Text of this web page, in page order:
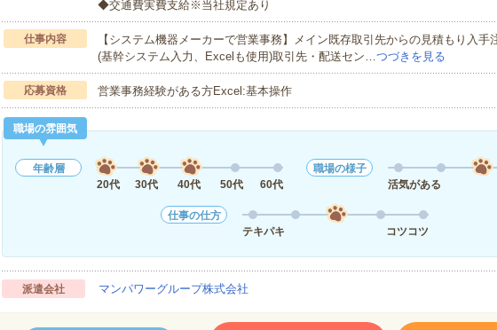
◆交通費実費支給※当社規定あり
仕事内容
【システム機器メーカーで営業事務】メイン既存取引先からの見積もり入手
(基幹システム入力、Excelも使用)取引先・配送セン…つづきを見る
応募資格 営業事務経験がある方Excel:基本操作
職場の雰囲気
年齢層
20代
30代 40代 50代 60代
職場の様子
活気がある
仕事の仕方
テキパキ
コツコツ
派遣会社 マンパワーグループ株式会社